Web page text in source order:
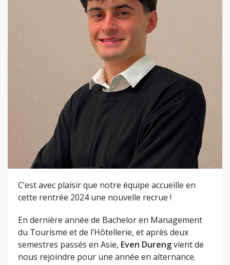
C’est avec plaisir que notre équipe accueille en
cette rentrée 2024 une nouvelle recrue !
En dernière année de Bachelor en Management
du Tourisme et de l’Hôtellerie, et après deux
semestres passés en Asie, Even Durengvient de
nous rejoindre pour une année en alternance.